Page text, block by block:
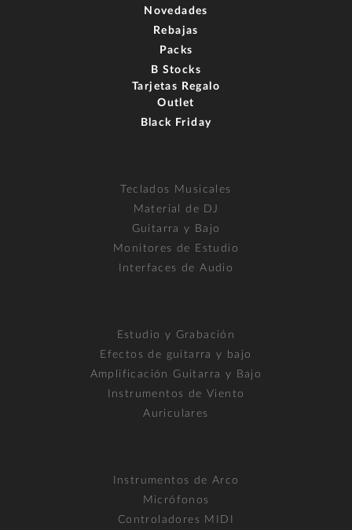
Novedades
Rebajas
Packs
B Stocks
Tarjetas Regalo
Outlet
Black Friday
Teclados Musicales
Material de DJ
Guitarra y Bajo
Monitores de Estudio
Interfaces de Audio
Estudio y Grabación
Efectos de guitarra y bajo
Amplificación Guitarra y Bajo
Instrumentos de Viento
Auriculares
Instrumentos de Arco
Micrófonos
Controladores MIDI